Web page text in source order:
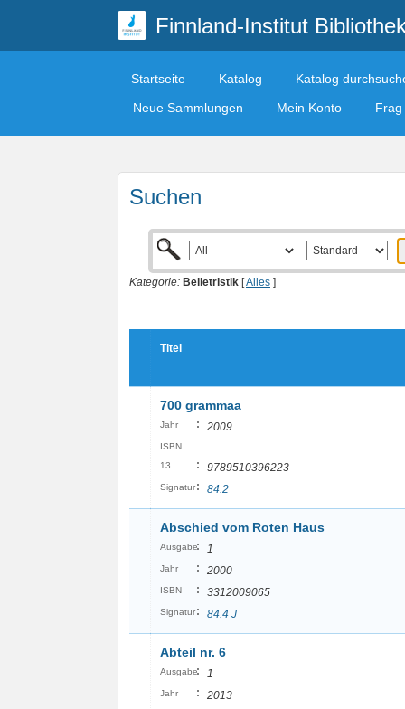
Finnland-Institut
Startseite Katalog
Katalog
Neue Sammlungen
Mein Konto
Suchen
Kategorie: Belletristik [Alles ]
Titel
700 grammaa
Jahr : 2009
ISBN
13
: 9789510396223
Signatur: 84.2
Abschied vom Roten Haus
Ausgabe: 1
Jahr : 2000
ISBN : 3312009065
Signatur: 84.4 J
Abteil nr. 6
Ausgabe: 1
Jahr : 2013